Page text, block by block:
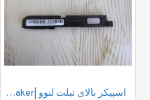
اسپیکر بالای تبلت لنوو |Lenovo S8 Tablet Speaker